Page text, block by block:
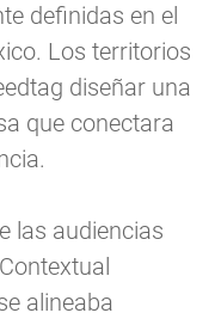
definidas en el
Los territorios
diseñar una
que conectara
las audiencias
alineaba